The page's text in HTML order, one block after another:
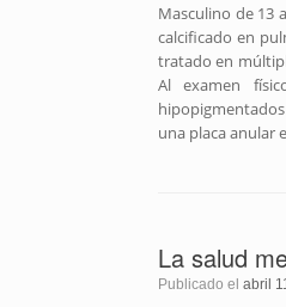
Masculino de 13
calcificado en
tratado en
Al examen
una placa anular
La salud
Publicado el abril